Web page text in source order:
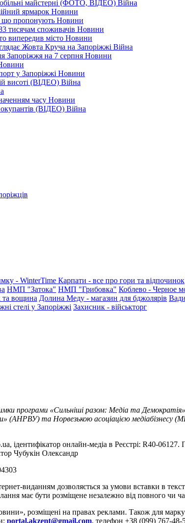
майстерні (ФОТО, ВІДЕО) Війна
ярмарок Новини
що пропонують Новини
тисячам споживачів Новини
випередив місто Новини
Жовта Круча на Запоріжжі Війна
Запоріжжя на 7 серпня Новини
у Запоріжжі Новини
висоті (ВІДЕО) Війна
часу Новини
(ВІДЕО) Війна
- WinterTime Карпати - все про гори та відпочинок
НМП "Затока" НМП "Грибовка" Коблево - Черное
та вощина Долина Меду - магазин для бджолярів
стелі у Запоріжжі Захисник - військторг
програми «Сильніші разом: Медіа та
(АНРВУ) та Норвезькою асоціацією медіабізнесу
ідентифікатор онлайн-медіа в Реєстрі: R40-
Чубукін Олександр
виданням дозволяється за умови вставки в
має бути розміщене незалежно від повного чи
розміщені на правах реклами. Також для
portal.akzent@gmail.com, телефон +38 (099) 767-48-